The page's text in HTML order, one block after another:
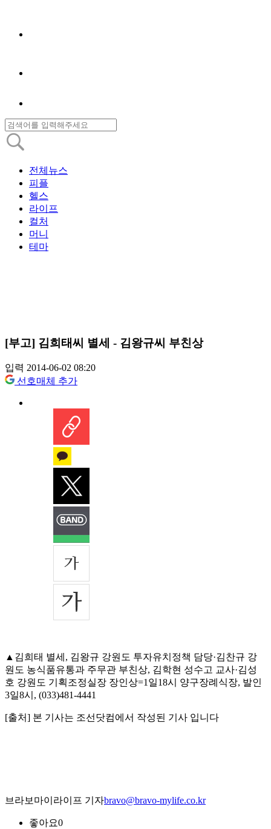
전체뉴스
피플
헬스
라이프
컬처
머니
테마
[부고] 김희태씨 별세 - 김왕규씨 부친상
입력 2014-06-02 08:20
선호매체 추가
▲김희태 별세, 김왕규 강원도 투자유치정책 담당·김찬규 강
원도 농식품유통과 주무관 부친상, 김학현 성수고 교사·김성
호 강원도 기획조정실장 장인상=1일18시 양구장례식장, 발인
3일8시, (033)481-4441
[출처] 본 기사는 조선닷컴에서 작성된 기사 입니다
브라보마이라이프 기자bravo@bravo-mylife.co.kr
좋아요0